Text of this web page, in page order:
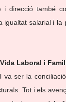
i direcció també
igualtat salarial i
Laboral i
va ser la
Tot i els